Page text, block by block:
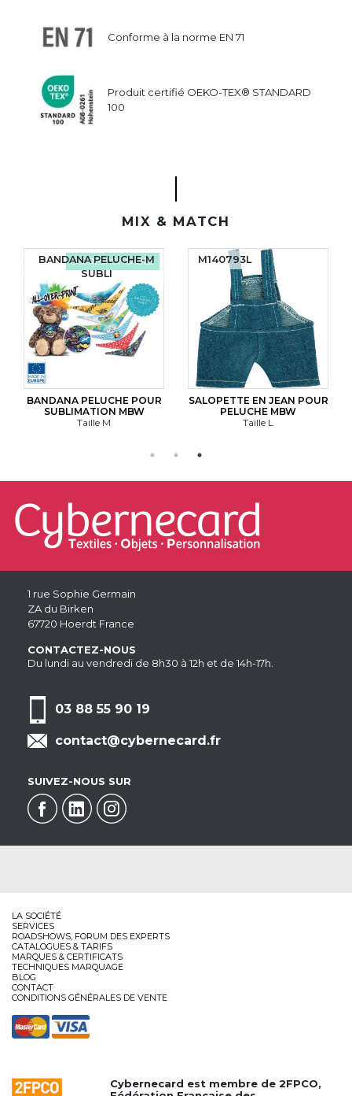
Conforme à la norme EN 71
Produit certifié OEKO-TEX® STANDARD
100
MIX & MATCH
ÉCORESPONSABLE
BANDANA PELUCHE POUR
SUBLIMATION MBW
Taille M
BANDANA PELUCHE-M
SUBLI
SALOPETTE EN JEAN POUR
PELUCHE MBW
Taille L
M140793L
1 rue Sophie Germain
ZA du Birken
67720 Hoerdt France
CONTACTEZ-NOUS
Du lundi au vendredi de 8h30 à 12h et de 14h-17h.
03 88 55 90 19
contact@cybernecard.fr
SUIVEZ-NOUS SUR
LA SOCIÉTÉ
SERVICES
ROADSHOWS, FORUM DES EXPERTS
CATALOGUES & TARIFS
MARQUES & CERTIFICATS
TECHNIQUES MARQUAGE
BLOG
CONTACT
CONDITIONS GÉNÉRALES DE VENTE
Cybernecard est membre de2FPCO,